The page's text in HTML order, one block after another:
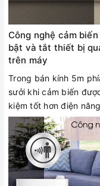
Công nghệ cảm
bật và tắt thiết bị
trên máy
Trong bán kính 5m
sưởi khi cảm biến
kiệm tốt hơn điện